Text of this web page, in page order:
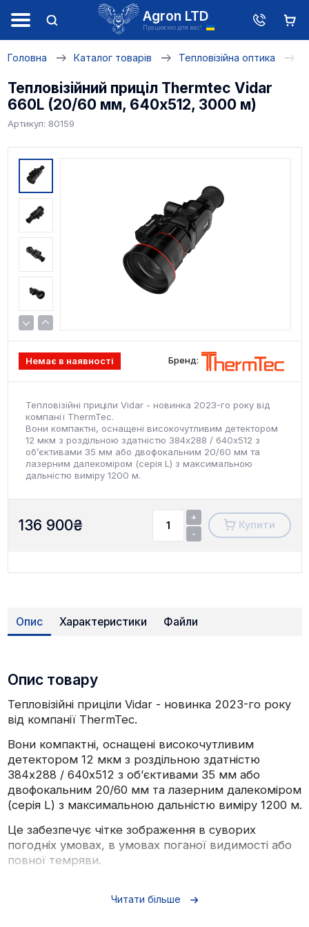
Agron LTD
Працюємо для вас!
Головна Каталог товарів Тепловізійна оптика
Тепловізійний приціл Thermtec Vidar
660L (20/60 мм, 640х512, 3000 м)
Артикул: 80159
Немає в наявності Бренд:
Тепловізійні приціли Vidar - новинка 2023-го року від
компанії ThermTec.
Вони компактні, оснащені високочутливим детектором
12 мкм з роздільною здатністю 384х288 / 640x512 з
об’єктивами 35 мм або двофокальним 20/60 мм та
лазерним далекоміром (серія L) з максимальною
дальністю виміру 1200 м.
136 900₴
+
-
Купити
Опис Характеристики Файли
Опис товару
Тепловізійні приціли Vidar - новинка 2023-го року
від компанії ThermTec.
Вони компактні, оснащені високочутливим
детектором 12 мкм з роздільною здатністю
384х288 / 640x512 з об’єктивами 35 мм або
двофокальним 20/60 мм та лазерним далекоміром
(серія L) з максимальною дальністю виміру 1200 м.
Це забезпечує чітке зображення в суворих
погодніх умовах, в умовах поганої видимості або
повної темряви.
користувачеві ділитися об'єктами спостереження
Читати більше